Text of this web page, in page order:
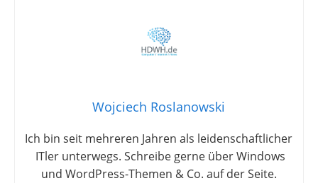
Wojciech Roslanowski
Ich bin seit mehreren Jahren als leidenschaftlicher
ITler unterwegs. Schreibe gerne über Windows
und WordPress-Themen & Co. auf der Seite.